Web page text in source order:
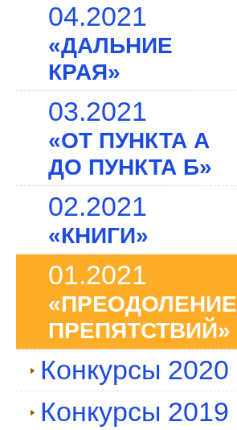
04.2021
«ДАЛЬНИЕ
КРАЯ»
03.2021
«ОТ ПУНКТА А
ДО ПУНКТА Б»
02.2021
«КНИГИ»
01.2021
«ПРЕОДОЛЕНИЕ
ПРЕПЯТСТВИЙ»
Конкурсы 2020
Конкурсы 2019